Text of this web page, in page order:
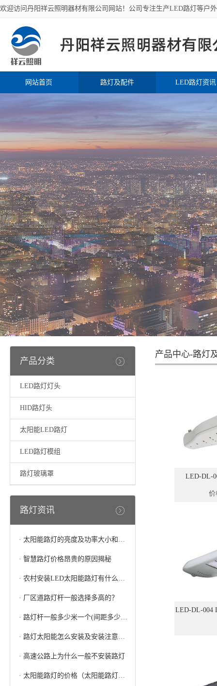
欢迎访问丹阳祥云照明器材有限公司网站！公司专注生产LED路灯等户
网站首页 路灯及配件 LED路灯资讯
产品分类
LED路灯灯头
HID路灯头
太阳能LED路灯
LED路灯模组
路灯玻璃罩
路灯资讯
· 太阳能路灯的亮度及功率大小和灯珠的多少有关系吗
· 智慧路灯价格昂贵的原因揭秘
· 农村安装LED太阳能路灯有什么好处
· 厂区道路灯杆一般选择多高的？
· 路灯杆一般多少米一个(间距多少合适)
· 路灯太阳能怎么安装及安装注意事项
· 高速公路上为什么一般不安装路灯
· 太阳能路灯的价格（太阳能路灯多少钱一个）
产品中心-路灯
LED-DL-
价
LED-DL-004